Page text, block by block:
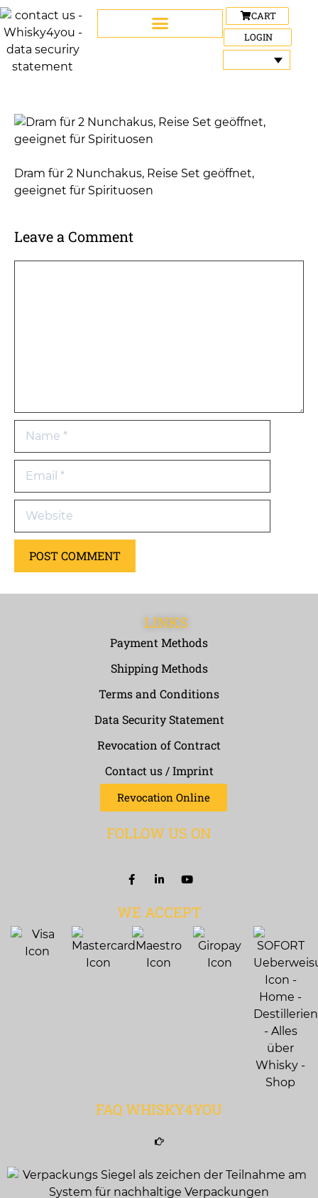
CART
LOGIN
Dram für 2 Nunchakus, Reise Set geöffnet,
geeignet für Spirituosen
Leave a Comment
LINKS
Payment Methods
Shipping Methods
Terms and Conditions
Data Security Statement
Revocation of Contract
Contact us / Imprint
Revocation Online
FOLLOW US ON
WE ACCEPT
FAQ WHISKY4YOU